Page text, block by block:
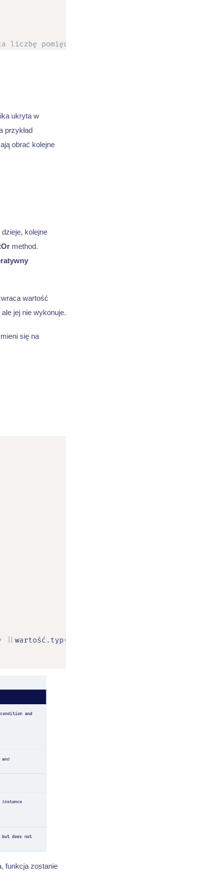
liczbę pomiędzy 0 a 200
ukryta w
przykład
obrać kolejne
kolejne
method.
wartość
jej nie wykonuje.
się na
wartość . typ==
funkcja zostanie